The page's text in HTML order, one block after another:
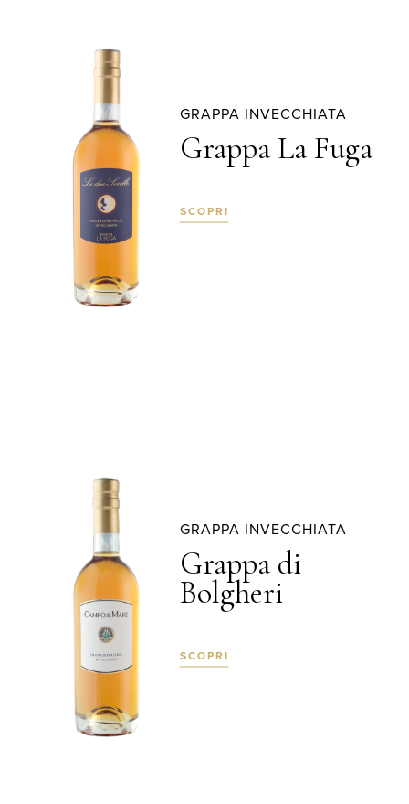
GRAPPA INVECCHIATA
Grappa La Fuga
SCOPRI
GRAPPA INVECCHIATA
Grappa di
Bolgheri
SCOPRI